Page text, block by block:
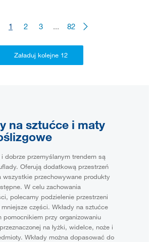
1 2 3 ... 82
na sztućce i maty
dobrze przemyślanym trendem są
Oferują dodatkową przestrzeń
wszystkie przechowywane produkty
W celu zachowania
polecamy podzielenie przestrzeni
części. Wkłady na sztućce
pomocnikiem przy organizowaniu
na łyżki, widelce, noże i
Wkłady można dopasować do